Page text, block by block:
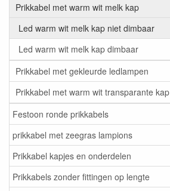
Prikkabel met warm wit melk kap
Led warm wit melk kap niet dimbaar
Led warm wit melk kap dimbaar
Prikkabel met gekleurde ledlampen
Prikkabel met warm wit transparante kap
Festoon ronde prikkabels
prikkabel met zeegras lampions
Prikkabel kapjes en onderdelen
Prikkabels zonder fittingen op lengte